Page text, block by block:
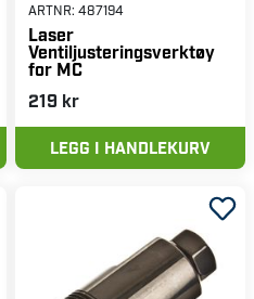
ARTNR: 487194
Laser
Ventiljusteringsverktøy
for MC
219 kr
LEGG I HANDLEKURV